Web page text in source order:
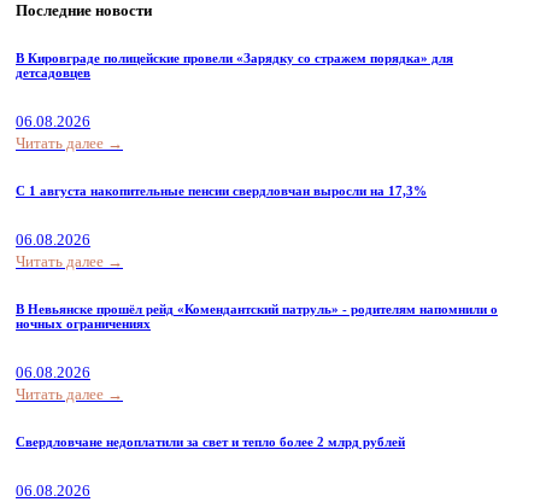
Последние новости
В Кировграде полицейские провели «Зарядку со стражем порядка» для
детсадовцев
06.08.2026
Читать далее →
С 1 августа накопительные пенсии свердловчан выросли на 17,3%
06.08.2026
Читать далее →
В Невьянске прошёл рейд «Комендантский патруль» - родителям напомнили о
ночных ограничениях
06.08.2026
Читать далее →
Свердловчане недоплатили за свет и тепло более 2 млрд рублей
06.08.2026